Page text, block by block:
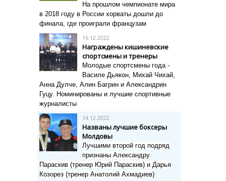
На прошлом чемпионате мира
в 2018 году в России хорваты дошли до
финала, где проиграли французам
16.12.2022
Награждены кишиневские
спортсмены и тренеры
Молодые спортсмены года -
Василе Дьякон, Михай Чихай,
Анна Дулче, Алин Багрин и Александрин
Гуцу. Номинированы и лучшие спортивные
журналисты
14.12.2022
Названы лучшие боксеры
Молдовы
Лучшими второй год подряд
признаны Александру
Параскив (тренер Юрий Параскив) и Дарья
Козорез (тренер Анатолий Ахмадиев)